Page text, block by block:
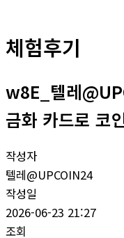
체험후기
w8E_텔레
금화 카드로 코
작성자
텔레@UPCOIN24
작성일
2026-06-23 21:27
조회